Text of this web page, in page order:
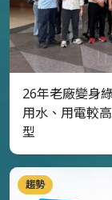
26年老廠變身
用水、用電較
型
趨勢